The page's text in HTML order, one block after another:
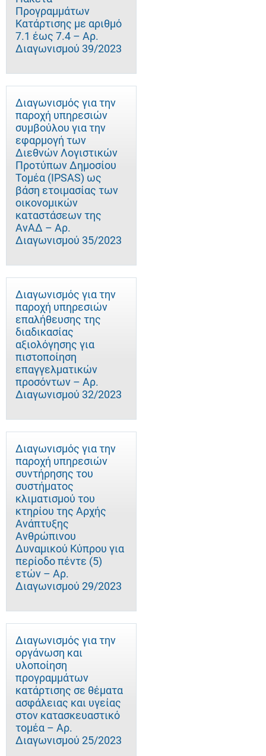
Προγραμμάτων
Κατάρτισης με αριθμό
7.1 έως 7.4 – Αρ.
Διαγωνισμού 39/2023
Διαγωνισμός για την
παροχή υπηρεσιών
συμβούλου για την
εφαρμογή των
Διεθνών Λογιστικών
Προτύπων Δημοσίου
Τομέα (IPSAS) ως
βάση ετοιμασίας των
οικονομικών
καταστάσεων της
ΑνΑΔ – Αρ.
Διαγωνισμού 35/2023
Διαγωνισμός για την
παροχή υπηρεσιών
επαλήθευσης της
διαδικασίας
αξιολόγησης για
πιστοποίηση
επαγγελματικών
προσόντων – Αρ.
Διαγωνισμού 32/2023
Διαγωνισμός για την
παροχή υπηρεσιών
συντήρησης του
συστήματος
κλιματισμού του
κτηρίου της Αρχής
Ανάπτυξης
Ανθρώπινου
Δυναμικού Κύπρου για
περίοδο πέντε (5)
ετών – Αρ.
Διαγωνισμού 29/2023
Διαγωνισμός για την
οργάνωση και
υλοποίηση
προγραμμάτων
κατάρτισης σε θέματα
ασφάλειας και υγείας
στον κατασκευαστικό
τομέα – Αρ.
Διαγωνισμού 25/2023